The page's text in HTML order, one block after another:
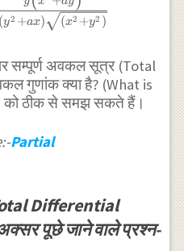
\\ (2.) \frac{d
x\right)
u}{d
(y2 +ax) (x2 +y2 )
सम्पूर्ण अवकल सूत्र‌ (Total
गुणांक क्या है? (What is
को ठीक से समझ सकते हैं।
Partial
Differential
पूछे जाने वाले प्रश्न-